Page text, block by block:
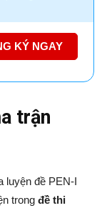
KÝ NGAY
trận
luyện đề PEN-I
trong đề thi